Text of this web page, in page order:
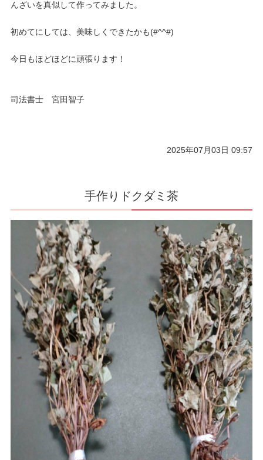
んざいを真似して作ってみました。
初めてにしては、美味しくできたかも(#^^#)
今日もほどほどに頑張ります！
司法書士 宮田智子
2025年07月03日 09:57
手作りドクダミ茶